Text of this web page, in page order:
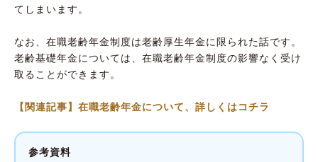
てしまいます。
なお、在職老齢年金制度は老齢厚生年金に限られた話です。
老齢基礎年金については、在職老齢年金制度の影響なく受け
取ることができます。
【関連記事】在職老齢年金について、詳しくはコチラ
参考資料